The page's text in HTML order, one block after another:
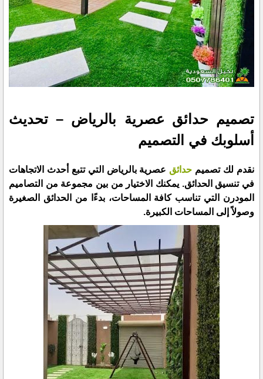
تصميم حدائق عصرية بالرياض – تحديث
أسلوبك في التصميم
نقدم لك تصميم حدائق عصرية بالرياض التي تتبع أحدث الاتجاهات
في تنسيق الحدائق. يمكنك الاختيار من بين مجموعة من التصاميم
المودرن التي تناسب كافة المساحات، بدءًا من الحدائق الصغيرة
وصولاً إلى المساحات الكبيرة.